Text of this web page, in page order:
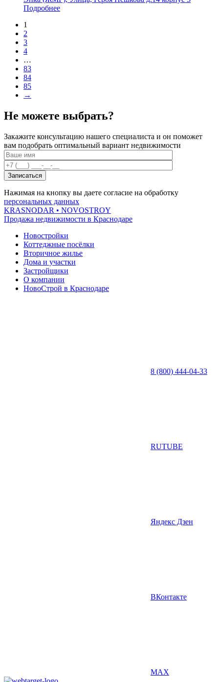
Подробнее
1
2
3
4
…
83
84
85
→
Не можете выбрать?
Закажите консультацию нашего специалиста и он поможет
вам подобрать оптимальный вариант недвижимости
Нажимая на кнопку вы даете согласие на обработку
персональных данных
KRASNODAR • NOVOSTROY
Продажа недвижимости в Краснодаре
Новостройки
Коттеджные посёлки
Вторичное жилье
Дома и участки
Застройщики
О компании
НовоСтрой в Краснодаре
8 (800) 444-04-33
RUTUBE
Яндекс Дзен
ВКонтакте
MAX